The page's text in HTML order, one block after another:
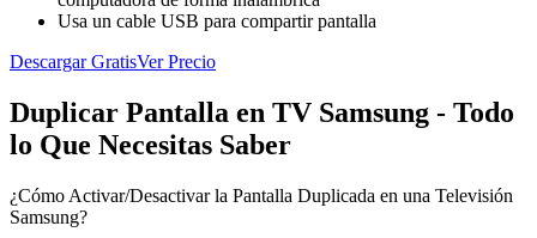
Usa un cable USB para compartir pantalla
Descargar GratisVer Precio
Duplicar Pantalla en TV Samsung - Todo
lo Que Necesitas Saber
¿Cómo Activar/Desactivar la Pantalla Duplicada en una Televisión
Samsung?